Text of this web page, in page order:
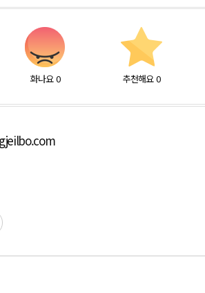
화나요 0 추천해요 0